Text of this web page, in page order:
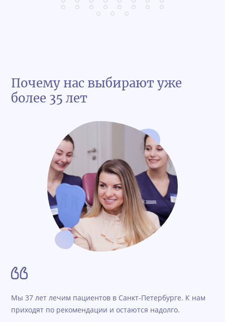
Почему нас выбирают уже
более 35 лет
Мы 37 лет лечим пациентов в Санкт-Петербурге. К нам
приходят по рекомендации и остаются надолго.